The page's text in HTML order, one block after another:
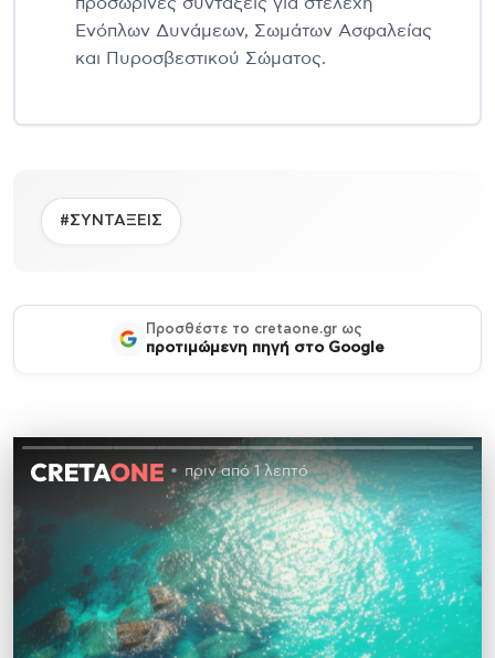
Ενόπλων Δυνάμεων, Σωμάτων Ασφαλείας
και Πυροσβεστικού Σώματος.
#ΣΥΝΤΑΞΕΙΣ
Προσθέστε το cretaone.gr ως
προτιμώμενη πηγή στο Google
πριν από 1 λεπτό